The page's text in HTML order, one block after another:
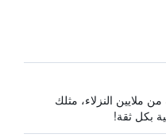
ملايين النزلاء، مثلك
بكل ثقة!